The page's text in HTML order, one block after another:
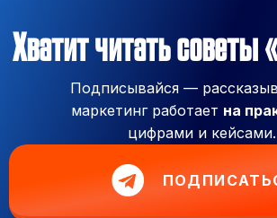
Хватит читать советы
Подписывайся —
маркетинг работает на
цифрами и кейсами.